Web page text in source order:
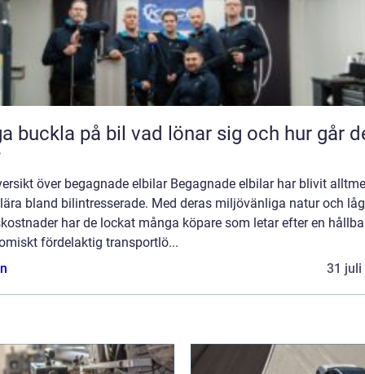
på bil vad lönar sig och hur går det
över begagnade elbilar Begagnade elbilar har blivit
bland bilintresserade. Med deras miljövänliga natur och
har de lockat många köpare som letar efter en
fördelaktig transportlö...
31 juli